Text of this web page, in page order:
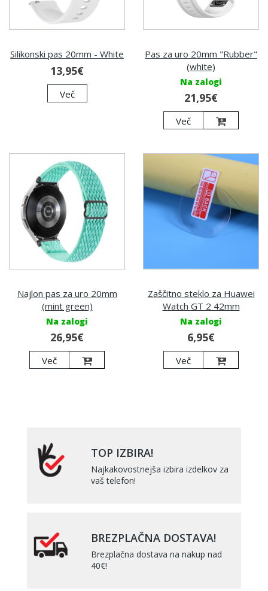
Silikonski pas 20mm - White
13,95€
Več
Pas za uro 20mm "Rubber"
(white)
Na zalogi
21,95€
Več
Najlon pas za uro 20mm
(mint green)
Na zalogi
26,95€
Več
Zaščitno steklo za Huawei
Watch GT 2 42mm
Na zalogi
6,95€
Več
TOP IZBIRA!
Najkakovostnejša izbira izdelkov za
vaš telefon!
BREZPLAČNA DOSTAVA!
Brezplačna dostava na nakup nad
40€!